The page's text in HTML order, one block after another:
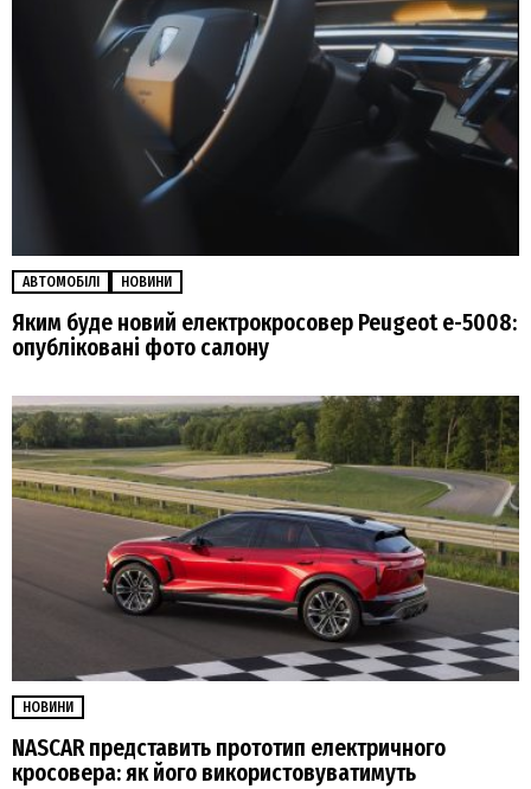
АВТОМОБІЛІ НОВИНИ
Яким буде новий електрокросовер Peugeot e-5008:
опубліковані фото салону
НОВИНИ
NASCAR представить прототип електричного
кросовера: як його використовуватимуть